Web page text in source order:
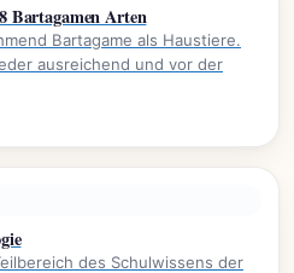
Bartagamen Arten
Bartagame als Haustiere.
ausreichend und vor der
des Schulwissens der